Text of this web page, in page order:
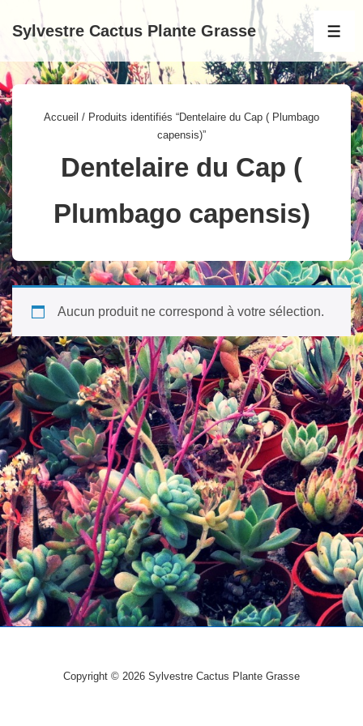
passer
au
contenu
principal
Sylvestre Cactus Plante Grasse
Accueil / Produits identifiés “Dentelaire du Cap ( Plumbago
capensis)”
Dentelaire du Cap (
Plumbago capensis)
Aucun produit ne correspond à votre sélection.
Copyright © 2026 Sylvestre Cactus Plante Grasse